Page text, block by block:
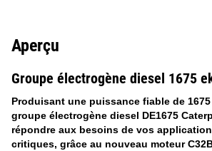
Aperçu
Groupe électrogène diesel 1675
Produisant une puissance fiable de 1675
groupe électrogène diesel DE1675
répondre aux besoins de vos
critiques, grâce au nouveau moteur